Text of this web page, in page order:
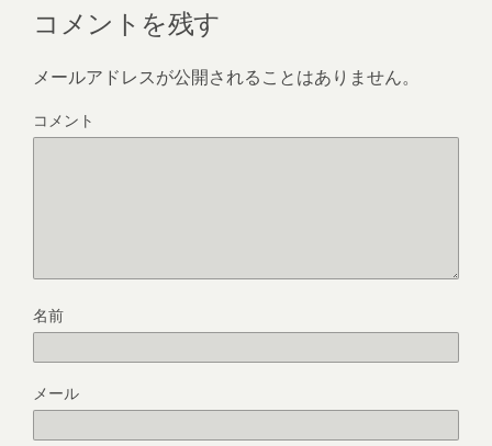
コメントを残す
メールアドレスが公開されることはありません。
コメント
名前
メール